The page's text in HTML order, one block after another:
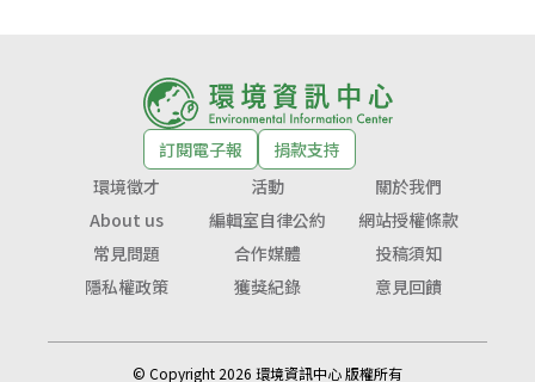
訂閱電子報
捐款支持
環境徵才
活動
關於我們
About us
編輯室自律公約
網站授權條款
常見問題
合作媒體
投稿須知
隱私權政策
獲獎紀錄 意見回饋
© Copyright 2026 環境資訊中心 版權所有